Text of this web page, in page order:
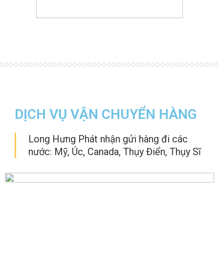
DỊCH VỤ VẬN CHUYỂN HÀNG
Long Hưng Phát nhận gửi hàng đi các
nước: Mỹ, Úc, Canada, Thụy Điển, Thụy Sĩ